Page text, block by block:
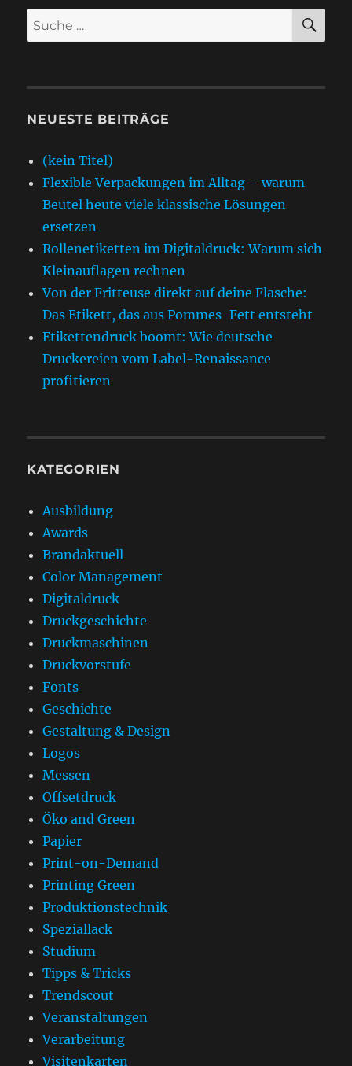
Suche
nach:
NEUESTE BEITRÄGE
(kein Titel)
Flexible Verpackungen im Alltag – warum
Beutel heute viele klassische Lösungen
ersetzen
Rollenetiketten im Digitaldruck: Warum sich
Kleinauflagen rechnen
Von der Fritteuse direkt auf deine Flasche:
Das Etikett, das aus Pommes-Fett entsteht
Etikettendruck boomt: Wie deutsche
Druckereien vom Label-Renaissance
profitieren
KATEGORIEN
Ausbildung
Awards
Brandaktuell
Color Management
Digitaldruck
Druckgeschichte
Druckmaschinen
Druckvorstufe
Fonts
Geschichte
Gestaltung & Design
Logos
Messen
Offsetdruck
Öko and Green
Papier
Print-on-Demand
Printing Green
Produktionstechnik
Speziallack
Studium
Tipps & Tricks
Trendscout
Veranstaltungen
Verarbeitung
Visitenkarten